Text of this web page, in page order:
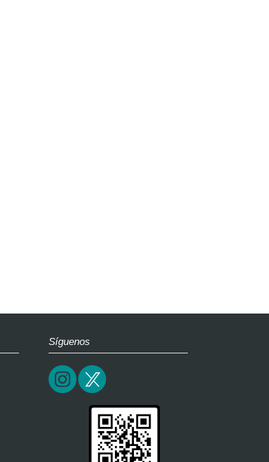
Síguenos